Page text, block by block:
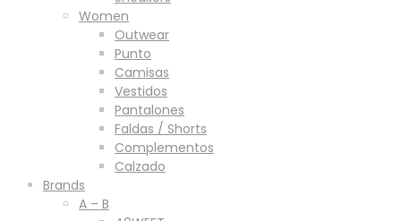
Women
Outwear
Punto
Camisas
Vestidos
Pantalones
Faldas / Shorts
Complementos
Calzado
Brands
A – B